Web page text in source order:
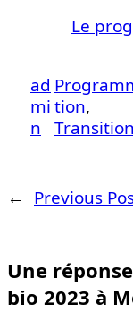
Le
ad
mi
n
tion
Transition
← Previous
Une
bio 2023 à